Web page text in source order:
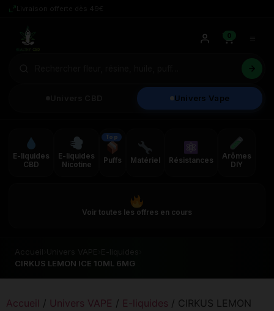
Univers Vape
0
E-liquides
CBD
E-liquides
Nicotine
Top
Puffs Matériel Résistances
Arômes
DIY
Voir toutes les offres en cours
CIRKUS LEMON ICE 10ML 6MG
Accueil / Univers VAPE / E-liquides / CIRKUS LEMON